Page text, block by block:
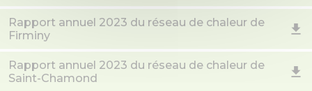
Rapport annuel 2023 du réseau de chaleur de
Firminy
Rapport annuel 2023 du réseau de chaleur de
Saint-Chamond